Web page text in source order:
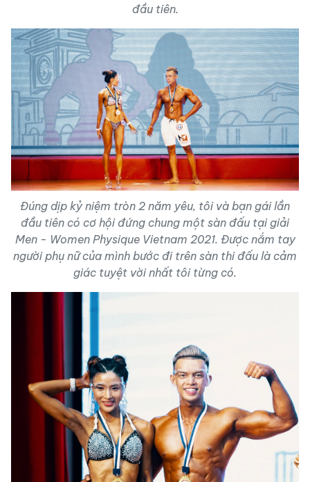
đầu tiên.
Đúng dịp kỷ niệm tròn 2 năm yêu, tôi và bạn gái lần
đầu tiên có cơ hội đứng chung một sàn đấu tại giải
Men - Women Physique Vietnam 2021. Được nắm tay
người phụ nữ của mình bước đi trên sàn thi đấu là cảm
giác tuyệt vời nhất tôi từng có.